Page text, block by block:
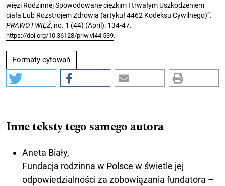
więzi Rodzinnej Spowodowane ciężkim I trwałym Uszkodzeniem
ciała Lub Rozstrojem Zdrowia (artykuł 4462 Kodeksu Cywilnego)”.
PRAWO I WIĘŹ, no. 1 (44) (April): 134-47.
https://doi.org/10.36128/priw.vi44.539.
Formaty cytowań
Inne teksty tego samego autora
Aneta Biały,
Fundacja rodzinna w Polsce w świetle jej
odpowiedzialności za zobowiązania fundatora –